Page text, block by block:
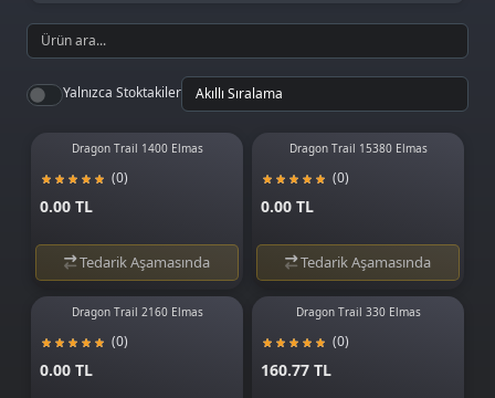
Yalnızca Stoktakiler
Dragon Trail 1400 Elmas
(0)
0.00 TL
Tedarik Aşamasında
Dragon Trail 15380 Elmas
(0)
0.00 TL
Tedarik Aşamasında
Dragon Trail 2160 Elmas
(0)
0.00 TL
Dragon Trail 330 Elmas
(0)
160.77 TL